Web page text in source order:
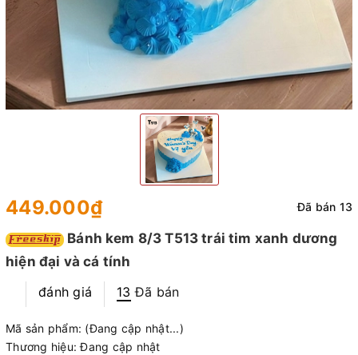
449.000₫ Đã bán 13
Bánh kem 8/3 T513 trái tim xanh dương
hiện đại và cá tính
đánh giá
13 Đã bán
Mã sản phẩm: (Đang cập nhật...)
Thương hiệu: Đang cập nhật